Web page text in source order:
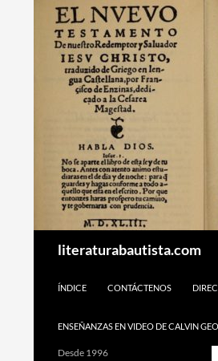
literaturabautista.com
ÍNDICE
CONTÁCTENOS
ENSEÑANZAS EN VIDEO DE CALVIN
Desde 1996